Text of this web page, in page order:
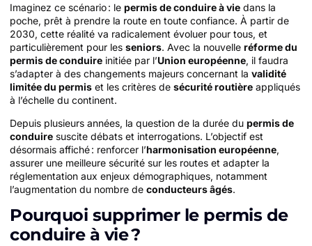
Imaginez ce scénario : le permis de conduire à vie dans la
poche, prêt à prendre la route en toute confiance. À partir de
2030, cette réalité va radicalement évoluer pour tous, et
particulièrement pour les seniors. Avec la nouvelle réforme du
permis de conduire initiée par l’Union européenne, il faudra
s’adapter à des changements majeurs concernant la validité
limitée du permis et les critères de sécurité routière appliqués
à l’échelle du continent.
Depuis plusieurs années, la question de la durée du permis de
conduire suscite débats et interrogations. L’objectif est
désormais affiché : renforcer l’harmonisation européenne,
assurer une meilleure sécurité sur les routes et adapter la
réglementation aux enjeux démographiques, notamment
l’augmentation du nombre de conducteurs âgés.
Pourquoi supprimer le permis de
conduire à vie ?